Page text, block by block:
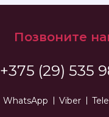
Позвоните
+375 (29) 535
WhatsApp Viber